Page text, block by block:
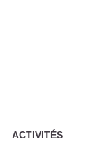
ACTIVITÉS